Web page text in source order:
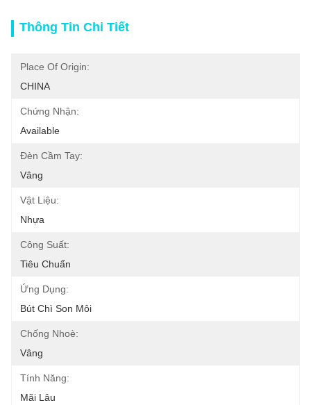
Thông Tin Chi Tiết
Place Of Origin:
CHINA
Chứng Nhận:
Available
Đèn Cầm Tay:
Vâng
Vật Liệu:
Nhựa
Công Suất:
Tiêu Chuẩn
Ứng Dụng:
Bút Chì Son Môi
Chống Nhoè:
Vâng
Tính Năng:
Mãi Lâu